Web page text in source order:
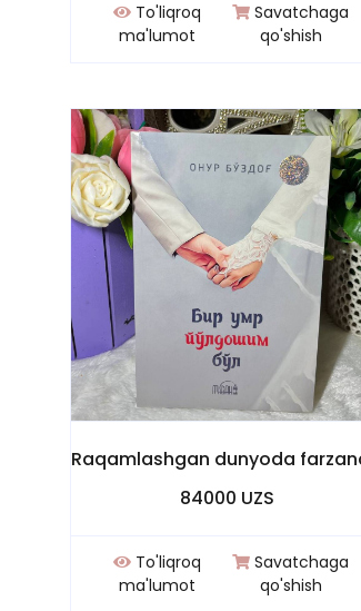
To'liqroq
ma'lumot
Savatchaga
qo'shish
84000 UZS
To'liqroq
ma'lumot
Savatchaga
qo'shish